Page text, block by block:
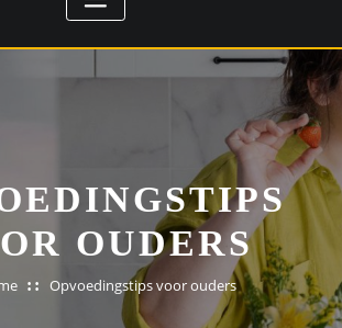
OUDERS
Opvoedingstips voor ouders